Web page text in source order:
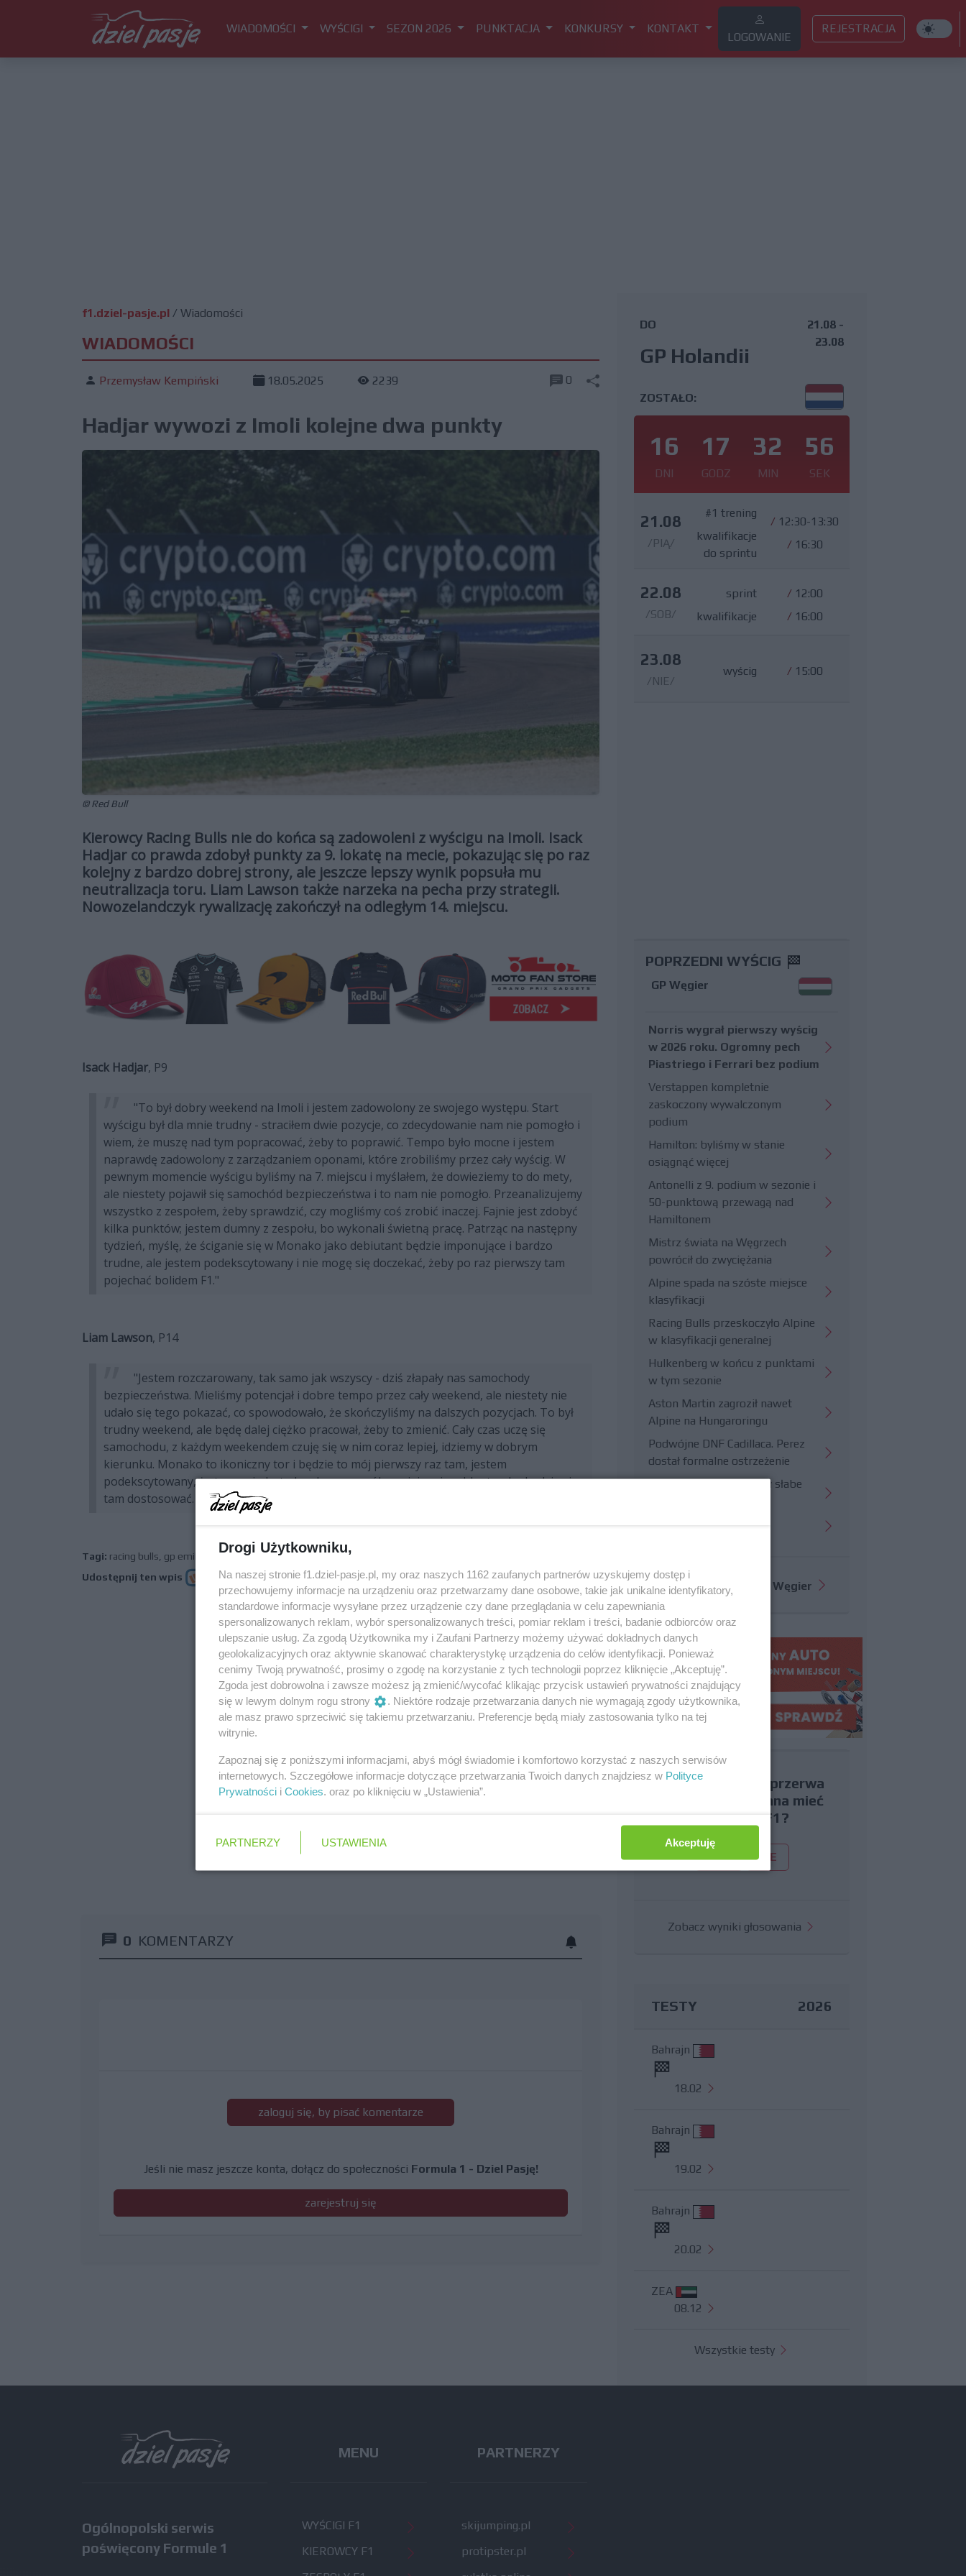
WIADOMOŚCI WYŚCIGI SEZON 2026 PUNKTACJA KONKURSY KONTAKT
LOGOWANIE
REJESTRACJA
f1.dziel-pasje.pl / Wiadomości
WIADOMOŚCI
Przemysław Kempiński 18.05.2025 2239 0
Hadjar wywozi z Imoli kolejne dwa punkty
© Red Bull
Kierowcy Racing Bulls nie do końca są zadowoleni z wyścigu na Imoli. Isack
Hadjar co prawda zdobył punkty za 9. lokatę na mecie, pokazując się po raz
kolejny z bardzo dobrej strony, ale jeszcze lepszy wynik popsuła mu
neutralizacja toru. Liam Lawson także narzeka na pecha przy strategii.
Nowozelandczyk rywalizację zakończył na odległym 14. miejscu.
Isack Hadjar, P9
"To był dobry weekend na Imoli i jestem zadowolony ze swojego występu. Start
wyścigu był dla mnie trudny - straciłem dwie pozycje, co zdecydowanie nam nie pomogło i
wiem, że muszę nad tym popracować, żeby to poprawić. Tempo było mocne i jestem
naprawdę zadowolony z zarządzaniem oponami, które zrobiliśmy przez cały wyścig. W
pewnym momencie wyścigu byliśmy na 7. miejscu i myślałem, że dowieziemy to do mety,
ale niestety pojawił się samochód bezpieczeństwa i to nam nie pomogło. Przeanalizujemy
wszystko z zespołem, żeby sprawdzić, czy mogliśmy coś zrobić inaczej. Fajnie jest zdobyć
kilka punktów; jestem dumny z zespołu, bo wykonali świetną pracę. Patrząc na następny
tydzień, myślę, że ściganie się w Monako jako debiutant będzie imponujące i bardzo
trudne, ale jestem podekscytowany i nie mogę się doczekać, żeby po raz pierwszy tam
pojechać bolidem F1."
Liam Lawson, P14
"Jestem rozczarowany, tak samo jak wszyscy - dziś złapały nas samochody
bezpieczeństwa. Mieliśmy potencjał i dobre tempo przez cały weekend, ale niestety nie
udało się tego pokazać, co spowodowało, że skończyliśmy na dalszych pozycjach. To był
trudny weekend, ale będę dalej ciężko pracował, żeby to zmienić. Cały czas uczę się
samochodu, z każdym weekendem czuję się w nim coraz lepiej, idziemy w dobrym
kierunku. Monako to ikoniczny tor i będzie to mój pierwszy raz tam, jestem
podekscytowany, że tam pojadę; to bardzo szczególne miejsce i szybko trzeba będzie się
tam dostosować. Nie mogę się doczekać, aż tam pojadę i znów w pełni się zaangażuję."
Tagi: racing bulls gp emilii-romanii,hadjar,lawson
Udostępnij ten wpis
poprzedninastępny
0 KOMENTARZY
zaloguj się, by pisać komentarze
Jeśli nie masz jeszcze konta, dołącz do społeczności Formula 1 - Dziel Pasję!
zarejestruj się
DO
GP Holandii
21.08 -
23.08
ZOSTAŁO:
16
DNI
17
GODZ
32
MIN
55
SEK
21.08
/PIĄ/
#1 trening
kwalifikacje
do sprintu
/ 12:30-13:30
/ 16:30
22.08
/SOB/
sprint
kwalifikacje
/ 12:00
/ 16:00
23.08
/NIE/
wyścig / 15:00
POPRZEDNI WYŚCIG
GP Węgier
Norris wygrał pierwszy wyścig
w 2026 roku. Ogromny pech
Piastriego i Ferrari bez podium
Verstappen kompletnie
zaskoczony wywalczonym
podium
Hamilton: byliśmy w stanie
osiągnąć więcej
Antonelli z 9. podium w sezonie i
50-punktową przewagą nad
Hamiltonem
Mistrz świata na Węgrzech
powrócił do zwyciężania
Alpine spada na szóste miejsce
klasyfikacji
Racing Bulls przeskoczyło Alpine
w klasyfikacji generalnej
Hulkenberg w końcu z punktami
w tym sezonie
Aston Martin zagroził nawet
Alpine na Hungaroringu
Podwójne DNF Cadillaca. Perez
dostał formalne ostrzeżenie
Hungaroring potwierdził słabe
Więcej informacji o GP Węgier
Czy uważasz, że przerwa
wakacyjna powinna mieć
miejsce w F1?
TAK NIE
Zobacz wyniki głosowania
TESTY 2026
Bahrajn
18.02
Bahrajn
19.02
Bahrajn
20.02
ZEA
08.12
Wszystkie testy
Ogólnopolski serwis
poświęcony Formule 1
MENU
WYŚCIGI F1
KIEROWCY F1
PARTNERZY
skijumping.pl
protipster.pl
Drogi Użytkowniku,
Na naszej stronie f1.dziel-pasje.pl, my oraz naszych 1162 zaufanych partnerów uzyskujemy dostęp i
przechowujemy informacje na urządzeniu oraz przetwarzamy dane osobowe, takie jak unikalne identyfikatory,
standardowe informacje wysyłane przez urządzenie czy dane przeglądania w celu zapewniania
spersonalizowanych reklam, wybór spersonalizowanych treści, pomiar reklam i treści, badanie odbiorców oraz
ulepszanie usług. Za zgodą Użytkownika my i Zaufani Partnerzy możemy używać dokładnych danych
geolokalizacyjnych oraz aktywnie skanować charakterystykę urządzenia do celów identyfikacji. Ponieważ
cenimy Twoją prywatność, prosimy o zgodę na korzystanie z tych technologii poprzez kliknięcie „Akceptuję”.
Zgoda jest dobrowolna i zawsze możesz ją zmienić/wycofać klikając przycisk ustawień prywatności znajdujący
się w lewym dolnym rogu strony
. Niektóre rodzaje przetwarzania danych nie wymagają zgody użytkownika,
ale masz prawo sprzeciwić się takiemu przetwarzaniu. Preferencje będą miały zastosowania tylko na tej
witrynie.
Zapoznaj się z poniższymi informacjami, abyś mógł świadomie i komfortowo korzystać z naszych serwisów
internetowych. Szczegółowe informacje dotyczące przetwarzania Twoich danych znajdziesz w Polityce
Prywatności i Cookies. oraz po kliknięciu w „Ustawienia”.
PARTNERZY USTAWIENIA Akceptuję